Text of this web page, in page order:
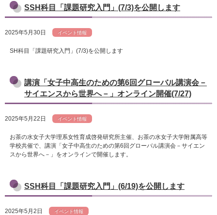
SSH科目「課題研究入門」(7/3)を公開します
2025年5月30日 イベント情報
SH科目「課題研究入門」(7/3)を公開します
講演「女子中高生のための第6回グローバル講演会－
サイエンスから世界へ－」オンライン開催(7/27)
2025年5月22日 イベント情報
お茶の水女子大学理系女性育成啓発研究所主催、お茶の水女子大学附属高等
学校共催で、講演「女子中高生のための第6回グローバル講演会－サイエン
スから世界へ－」をオンラインで開催します。
SSH科目「課題研究入門」(6/19)を公開します
2025年5月2日 イベント情報